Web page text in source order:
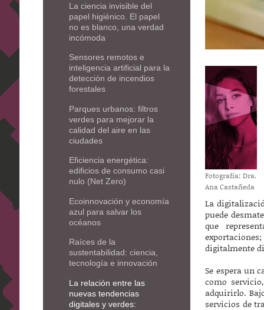
Fotografía: Dra.
Ana Castañeda
La
puede
que
digitalmente
Se espera un
como
adquirirlo.
servicios de
La ciencia invisible del
papel higiénico. El papel
no es blanco, una verdad
incómoda
Sensores remotos e
inteligencia artificial para la
detección de incendios
forestales
Parques urbanos: filtros
verdes para mejorar la
calidad del aire en las
ciudades
Eficiencia energética:
edificios de consumo casi
nulo (Net Zero)
Ecoinnovación y economía
azul para salvar los
océanos
Raíces de la
sustentabilidad: ciencia,
tecnología e innovación
La relación entre las
nuevas tendencias
digitales y verdes: